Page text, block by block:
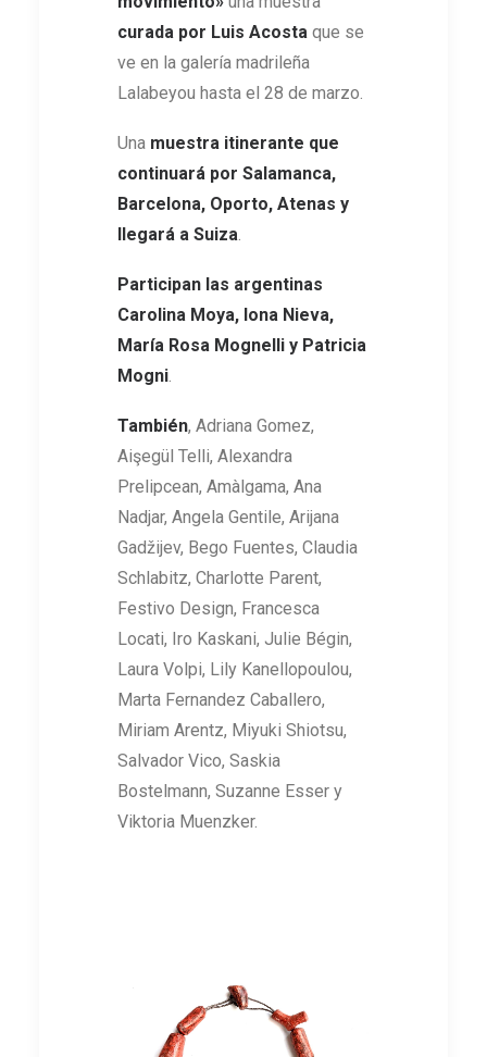
curada por Luis Acosta que se
ve en la galería madrileña
Lalabeyou hasta el 28 de marzo.
Una muestra itinerante que
continuará por Salamanca,
Barcelona, Oporto, Atenas y
llegará a Suiza.
Participan las argentinas
Carolina Moya, Iona Nieva,
María Rosa Mognelli y Patricia
Mogni.
También, Adriana Gomez,
Aişegül Telli, Alexandra
Prelipcean, Amàlgama, Ana
Nadjar, Angela Gentile, Arijana
Gadžijev, Bego Fuentes, Claudia
Schlabitz, Charlotte Parent,
Festivo Design, Francesca
Locati, Iro Kaskani, Julie Bégin,
Laura Volpi, Lily Kanellopoulou,
Marta Fernandez Caballero,
Miriam Arentz, Miyuki Shiotsu,
Salvador Vico, Saskia
Bostelmann, Suzanne Esser y
Viktoria Muenzker.